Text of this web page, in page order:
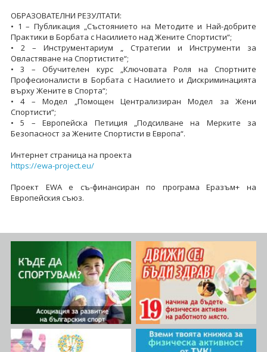
ОБРАЗОВАТЕЛНИ РЕЗУЛТАТИ:
• 1 – Публикация „Състоянието на Методите и Най-добрите
Практики в Борбата с Насилието над Жените Спортисти“;
• 2 – Инструментариум „ Стратегии и Инструменти за
Овластяване на Спортистите“;
• 3 – Обучителен курс „Ключовата Роля на Спортните
Професионалисти в Борбата с Насилието и Дискриминацията
върху Жените в Спорта“;
• 4 – Модел „Помощен Централизиран Модел за Жени
Спортисти“;
• 5 – Европейска Петиция „Подсилване на Мерките за
Безопасност за Жените Спортисти в Европа“.
Интернет страница на проекта
https://ewa-project.eu/
Проект EWA е съ-финансиран по програма Еразъм+ на
Европейския съюз.